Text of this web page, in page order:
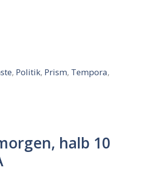
, Politik, Prism, Tempora,
halb 10